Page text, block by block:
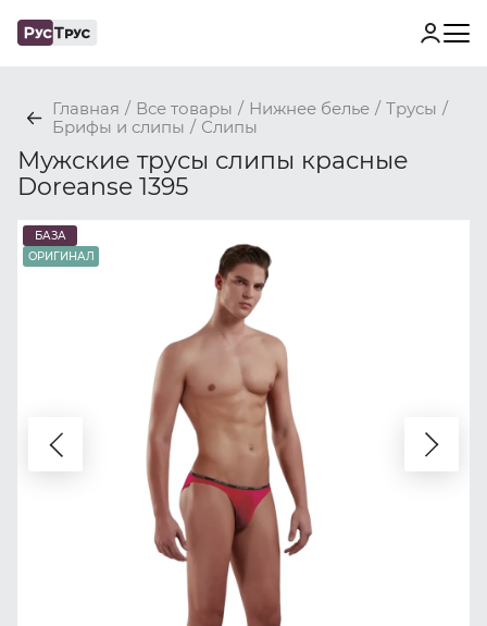
Главная / Все товары / Нижнее белье / Трусы /
Брифы и слипы / Слипы
Мужские трусы слипы красные
Doreanse 1395
БАЗА
ОРИГИНАЛ